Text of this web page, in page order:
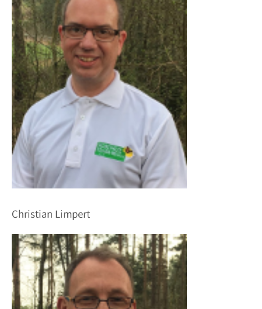
Christian Limpert